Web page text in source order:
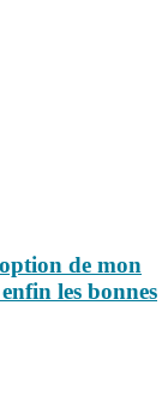
de mon
les bonnes